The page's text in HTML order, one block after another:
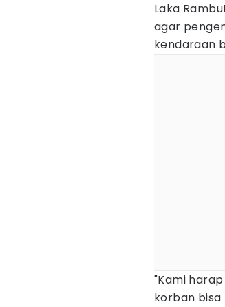
Laka
agar
kendaraan
"Kami
korban bisa